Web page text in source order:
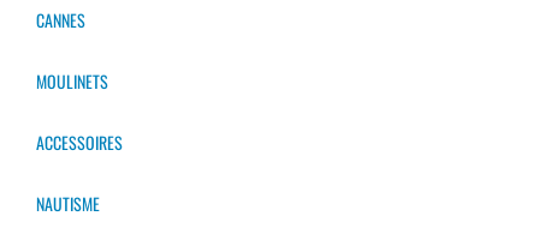
Fish Arrow
Flash Union
Gan Craft
Gary Yamamoto
Halco
CANNES
MOULINETS
ACCESSOIRES
NAUTISME